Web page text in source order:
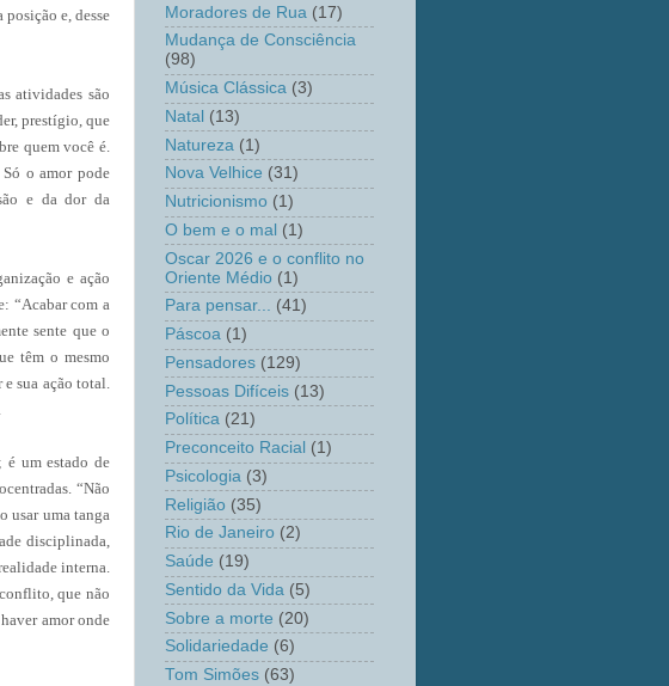
e, desse
atividades são
prestígio, que
quem você é.
o amor pode
e da dor da
e ação
“Acabar com a
sente que o
têm o mesmo
e sua ação total.
é um estado de
“Não
usar uma tanga
disciplinada,
interna.
que não
amor onde
Moradores de Rua (17)
Mudança de Consciência
(98)
Música Clássica (3)
Natal (13)
Natureza (1)
Nova Velhice (31)
Nutricionismo (1)
O bem e o mal (1)
Oscar 2026 e o conflito no
Oriente Médio (1)
Para pensar... (41)
Páscoa (1)
Pensadores (129)
Pessoas Difíceis (13)
Política (21)
Preconceito Racial (1)
Psicologia (3)
Religião (35)
Rio de Janeiro (2)
Saúde (19)
Sentido da Vida (5)
Sobre a morte (20)
Solidariedade (6)
Tom Simões (63)